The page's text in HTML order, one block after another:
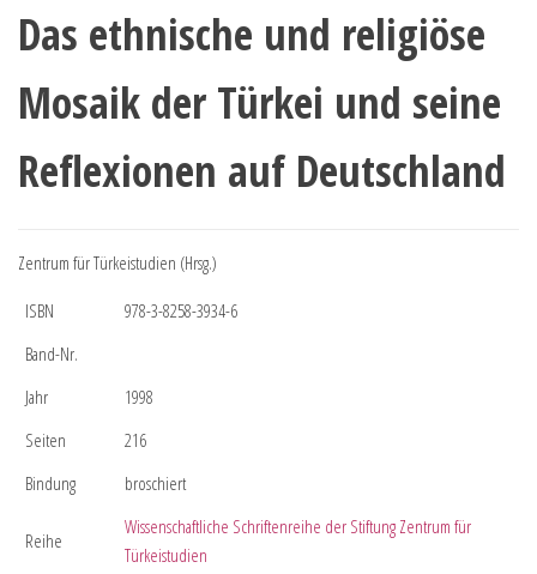
Das ethnische und religiöse
Mosaik der Türkei und seine
Reflexionen auf Deutschland
Zentrum für Türkeistudien (Hrsg.)
ISBN
978-3-8258-3934-6
Band-Nr.
Jahr
1998
Seiten
216
Bindung
broschiert
Reihe
Wissenschaftliche Schriftenreihe der Stiftung Zentrum für
Türkeistudien